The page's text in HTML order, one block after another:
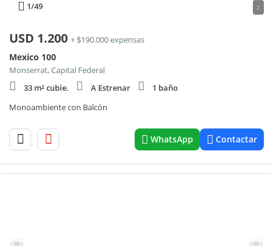
1/49 2
USD 1.200 + $190.000 expensas
Mexico 100
Monserrat, Capital Federal
33 m² cubie.
A Estrenar
1 baño
Monoambiente con Balcón
WhatsApp Contactar